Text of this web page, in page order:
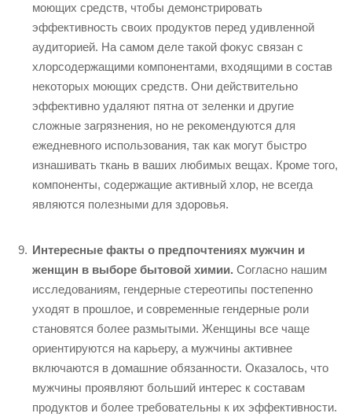
моющих средств, чтобы демонстрировать
эффективность своих продуктов перед удивленной
аудиторией. На самом деле такой фокус связан с
хлорсодержащими компонентами, входящими в состав
некоторых моющих средств. Они действительно
эффективно удаляют пятна от зеленки и другие
сложные загрязнения, но не рекомендуются для
ежедневного использования, так как могут быстро
изнашивать ткань в ваших любимых вещах. Кроме того,
компоненты, содержащие активный хлор, не всегда
являются полезными для здоровья.
Интересные факты о предпочтениях мужчин и
женщин в выборе бытовой химии. Согласно нашим
исследованиям, гендерные стереотипы постепенно
уходят в прошлое, и современные гендерные роли
становятся более размытыми. Женщины все чаще
ориентируются на карьеру, а мужчины активнее
включаются в домашние обязанности. Оказалось, что
мужчины проявляют больший интерес к составам
продуктов и более требовательны к их эффективности.